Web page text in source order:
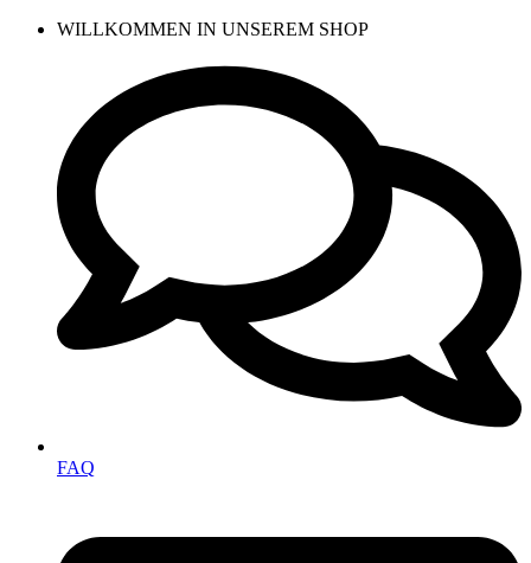
Zum
WILLKOMMEN IN UNSEREM SHOP
FAQ